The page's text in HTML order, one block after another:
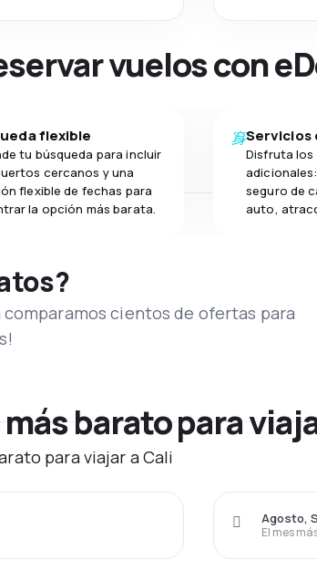
vuelos con
flexible
tu búsqueda para incluir
cercanos y una
flexible de fechas para
la opción más barata.
Servicios
Disfruta los
seguro de
auto,
cientos de ofertas para
barato para
para viajar a Cali
El mes
Agosto,